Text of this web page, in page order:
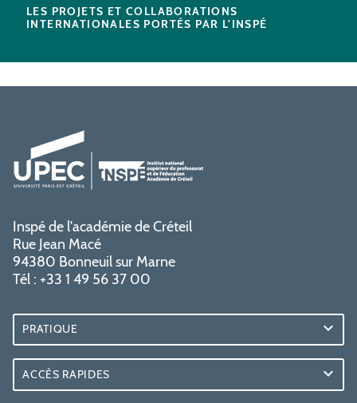
LES PROJETS ET COLLABORATIONS
INTERNATIONALES PORTÉS PAR L'INSPÉ
Inspé de l'académie de Créteil
Rue Jean Macé
94380 Bonneuil sur Marne
Tél : +33 1 49 56 37 00
PRATIQUE
ACCÈS RAPIDES